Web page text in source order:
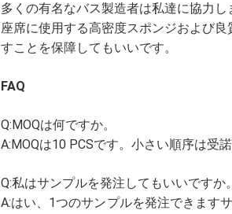
多くの有名なバス製造者は私達に協力
座席に使用する高密度スポンジおよび
すことを保障してもいいです。
FAQ
Q:MOQは何ですか。
A:MOQは10 PCSです。小さい順序は受諾
Q:私はサンプルを発注してもいいですか。
A:はい、1つのサンプルを発注できます